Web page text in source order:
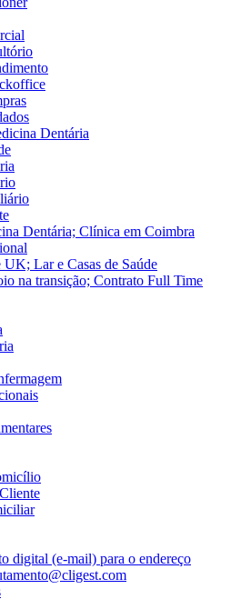
Dentária
Dentária; Clínica em Coimbra
UK; Lar e Casas de Saúde
na transição; Contrato Full Time
digital (e-mail) para o endereço